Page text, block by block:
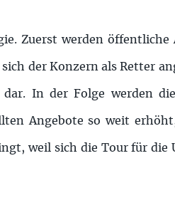
Zuerst werden öffentliche
der Konzern als Retter
In der Folge werden
Angebote so weit
weil sich die Tour für die